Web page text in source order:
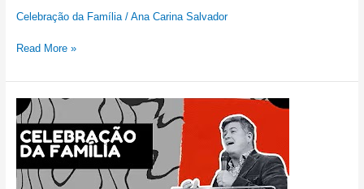
Celebração da Família /Ana Carina Salvador
Read More »
Celebração
da
Família
29/06/2025